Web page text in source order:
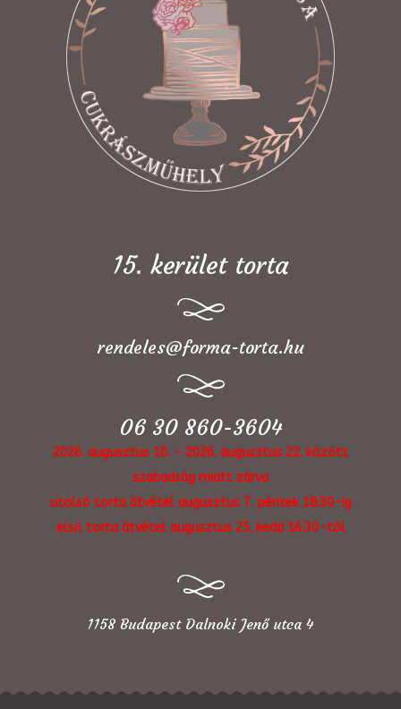
15. kerület torta
rendeles@forma-torta.hu
06 30 860-3604
2026. augusztus 10. - 2026. augusztus 22. között
szabadság miatt zárva
utolsó torta átvétel augusztus 7. péntek 18:30-ig
első torta átvétel augusztus 25. kedd 16:30-tól
1158 Budapest Dalnoki Jenő utca 4